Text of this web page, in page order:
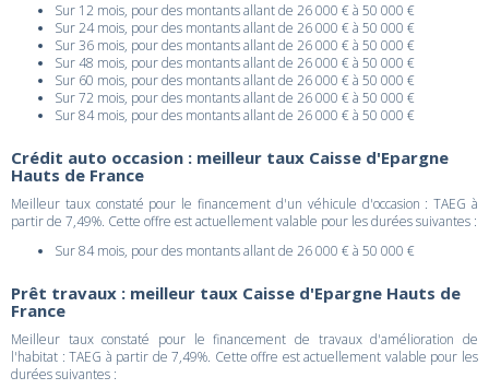
Sur 12 mois, pour des montants allant de 26 000 € à 50 000 €
Sur 24 mois, pour des montants allant de 26 000 € à 50 000 €
Sur 36 mois, pour des montants allant de 26 000 € à 50 000 €
Sur 48 mois, pour des montants allant de 26 000 € à 50 000 €
Sur 60 mois, pour des montants allant de 26 000 € à 50 000 €
Sur 72 mois, pour des montants allant de 26 000 € à 50 000 €
Sur 84 mois, pour des montants allant de 26 000 € à 50 000 €
Crédit auto occasion : meilleur taux Caisse d'Epargne
Hauts de France
Meilleur taux constaté pour le financement d'un véhicule d'occasion : TAEG à
partir de 7,49%. Cette offre est actuellement valable pour les durées suivantes :
Sur 84 mois, pour des montants allant de 26 000 € à 50 000 €
Prêt travaux : meilleur taux Caisse d'Epargne Hauts de
France
Meilleur taux constaté pour le financement de travaux d'amélioration de
l'habitat : TAEG à partir de 7,49%. Cette offre est actuellement valable pour les
durées suivantes :